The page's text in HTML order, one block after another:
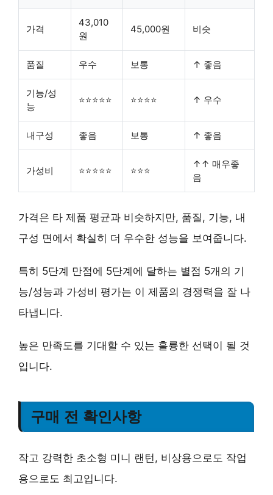
가격
43,010
원
45,000원 비슷
품질 우수 보통 ↑ 좋음
기능/성
능
⭐⭐⭐⭐⭐ ⭐⭐⭐⭐ ↑ 우수
내구성 좋음 보통 ↑ 좋음
가성비 ⭐⭐⭐⭐⭐ ⭐⭐⭐
↑↑ 매우좋
음
가격은 타 제품 평균과 비슷하지만, 품질, 기능, 내
구성 면에서 확실히 더 우수한 성능을 보여줍니다.
특히 5단계 만점에 5단계에 달하는 별점 5개의 기
능/성능과 가성비 평가는 이 제품의 경쟁력을 잘 나
타냅니다.
높은 만족도를 기대할 수 있는 훌륭한 선택이 될 것
입니다.
구매 전 확인사항
작고 강력한 초소형 미니 랜턴, 비상용으로도 작업
용으로도 최고입니다.